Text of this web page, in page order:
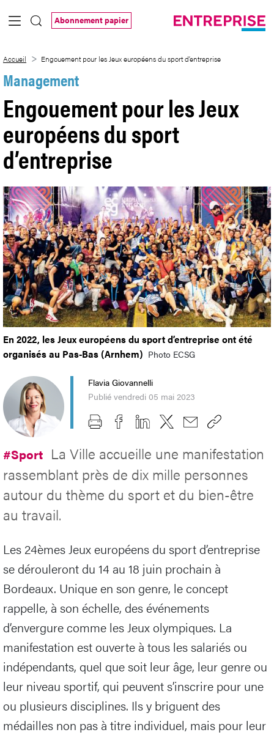
Saut au contenu principal
Abonnement papier
Accueil Engouement pour les Jeux européens du sport d’entreprise
Management
Engouement pour les Jeux
européens du sport
d’entreprise
En 2022, les Jeux européens du sport d’entreprise ont été
organisés au Pas-Bas (Arnhem) Photo ECSG
Flavia Giovannelli
Publié vendredi 05 mai 2023
#Sport La Ville accueille une manifestation
rassemblant près de dix mille personnes
autour du thème du sport et du bien-être
au travail.
Les 24èmes Jeux européens du sport d’entreprise
se dérouleront du 14 au 18 juin prochain à
Bordeaux. Unique en son genre, le concept
rappelle, à son échelle, des événements
d’envergure comme les Jeux olympiques. La
manifestation est ouverte à tous les salariés ou
indépendants, quel que soit leur âge, leur genre ou
leur niveau sportif, qui peuvent s’inscrire pour une
ou plusieurs disciplines. Ils y briguent des
médailles non pas à titre individuel, mais pour leur